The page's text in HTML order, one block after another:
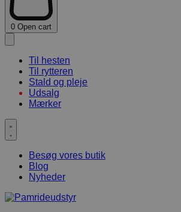
0 Open cart
Til hesten
Til rytteren
Stald og pleje
Udsalg
Mærker
Besøg vores butik
Blog
Nyheder